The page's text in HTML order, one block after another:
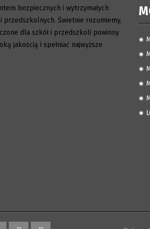
bezpiecznych i wytrzymałych
przedszkolnych. Świetnie rozumiemy,
dla szkół i przedszkoli powinny
jakością i spełniać najwyższe
.
.
.
.
.
.